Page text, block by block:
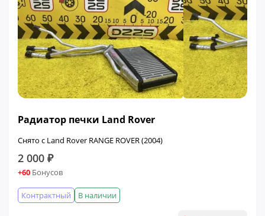
Радиатор печки Land Rover
Снято с Land Rover RANGE ROVER (2004)
2 000 ₽
+60 Бонусов
В наличии
Контрактный